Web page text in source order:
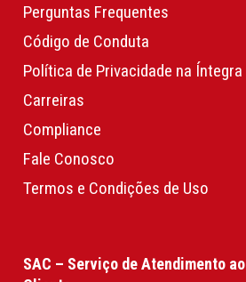
Perguntas Frequentes
Código de Conduta
Política de Privacidade na Íntegra
Carreiras
Compliance
Fale Conosco
Termos e Condições de Uso
SAC – Serviço de Atendimento